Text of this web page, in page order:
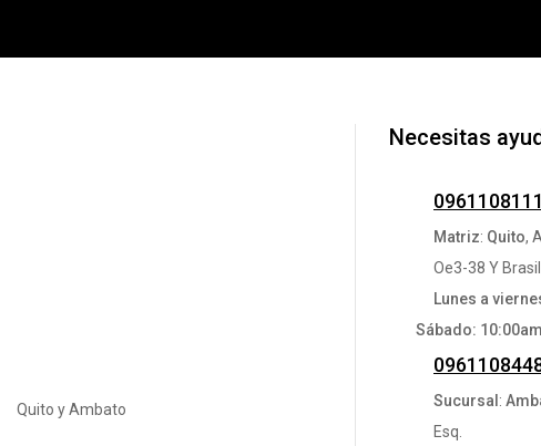
Quito y Ambato
Necesitas
0961108111
Matriz: Quito,
Oe3-38 Y Brasil
Lunes a
Sábado:
Sucursal :
Esq.